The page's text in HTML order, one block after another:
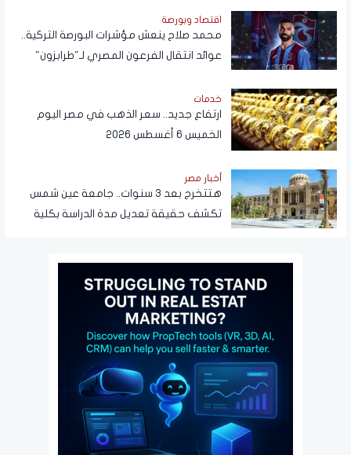
اقتصاد وبورصة
محمد صلاح ينعش مؤشرات البورصة التركية..
عوائد انتقال الفرعون المصري لـ"طرابزون"
خدمات
ارتفاع جديد.. سعر الذهب في مصر اليوم
الخميس 6 أغسطس 2026
أخبار مصر
هتتخرج بعد 3 سنوات.. جامعة عين شمس
تكشف حقيقة تعديل مدة الدراسة بكلية